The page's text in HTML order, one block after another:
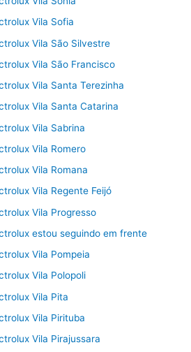
Vila Sofia
Vila São Silvestre
Vila São Francisco
Vila Santa Terezinha
Vila Santa Catarina
Vila Sabrina
Vila Romero
Vila Romana
Vila Regente Feijó
Vila Progresso
estou seguindo em frente
Vila Pompeia
Vila Polopoli
Vila Pita
Vila Pirituba
Vila Pirajussara